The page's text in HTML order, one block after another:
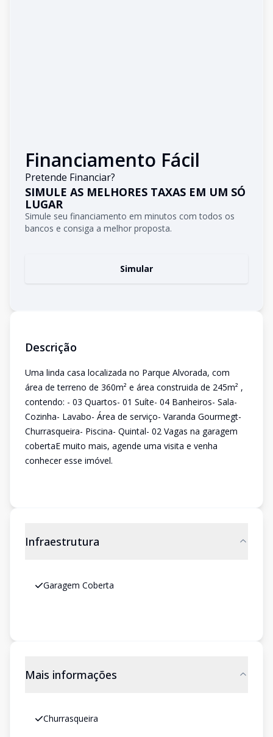
Financiamento Fácil
Pretende Financiar?
SIMULE AS MELHORES TAXAS EM UM SÓ
LUGAR
Simule seu financiamento em minutos com todos os
bancos e consiga a melhor proposta.
Simular
Descrição
Uma linda casa localizada no Parque Alvorada, com
área de terreno de 360m² e área construida de 245m² ,
contendo: - 03 Quartos- 01 Suíte- 04 Banheiros- Sala-
Cozinha- Lavabo- Área de serviço- Varanda Gourmegt-
Churrasqueira- Piscina- Quintal- 02 Vagas na garagem
cobertaE muito mais, agende uma visita e venha
conhecer esse imóvel.
Infraestrutura
Garagem Coberta
Mais informações
Churrasqueira